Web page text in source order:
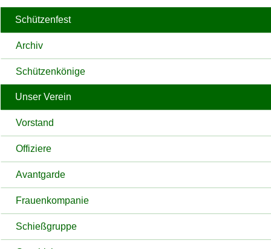
Schützenfest
Archiv
Schützenkönige
Unser Verein
Vorstand
Offiziere
Avantgarde
Frauenkompanie
Schießgruppe